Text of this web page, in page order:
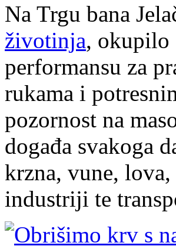
Na Trgu bana
životinja, okupilo
performansu za
rukama i
pozornost na
događa svakoga
krzna, vune,
industriji te